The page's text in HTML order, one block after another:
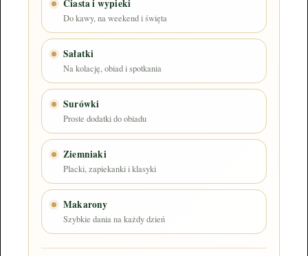
Ciasta i wypieki
Do kawy, na weekend i święta
Sałatki
Na kolację, obiad i spotkania
Surówki
Proste dodatki do obiadu
Ziemniaki
Placki, zapiekanki i klasyki
Makarony
Szybkie dania na każdy dzień